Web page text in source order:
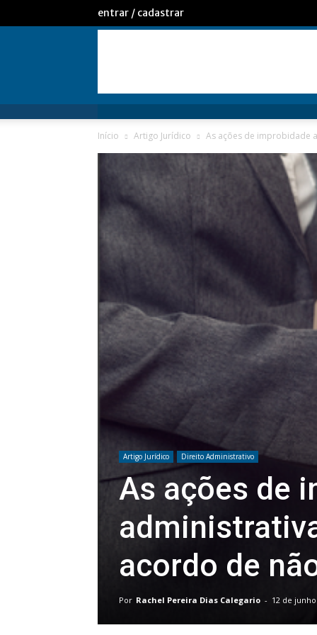
entrar / cadastrar
Início Artigo Jurídico As ações de improbidade
Artigo Jurídico Direito Administrativo
As ações de
acordo de
Por Rachel Pereira Dias Calegario - 12 de